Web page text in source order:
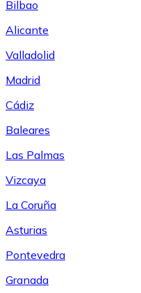
Bilbao
Alicante
Valladolid
Madrid
Cádiz
Baleares
Las Palmas
Vizcaya
La Coruña
Asturias
Pontevedra
Granada